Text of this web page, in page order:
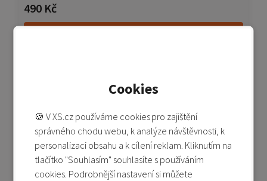
Cookies
🍪 V XS.cz používáme cookies pro zajištění
správného chodu webu, k analýze návštěvnosti, k
personalizaci obsahu a k cílení reklam. Kliknutím na
tlačítko "Souhlasím" souhlasíte s používáním
cookies. Podrobnější nastavení si můžete
490 Kč